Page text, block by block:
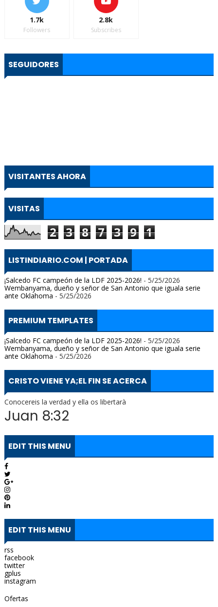
1.7k
Followers
2.8k
Subscribes
SEGUIDORES
VISITANTES AHORA
VISITAS
2 3 8 7 3 9 1
LISTINDIARIO.COM | PORTADA
¡Salcedo FC campeón de la LDF 2025-2026! - 5/25/2026
Wembanyama, dueño y señor de San Antonio que iguala serie
ante Oklahoma - 5/25/2026
PREMIUM TEMPLATES
¡Salcedo FC campeón de la LDF 2025-2026! - 5/25/2026
Wembanyama, dueño y señor de San Antonio que iguala serie
ante Oklahoma - 5/25/2026
CRISTO VIENE YA;EL FIN SE ACERCA
Conocereis la verdad y ella os libertarà
Juan 8:32
EDIT THIS MENU
EDIT THIS MENU
rss
facebook
twitter
gplus
instagram
Ofertas